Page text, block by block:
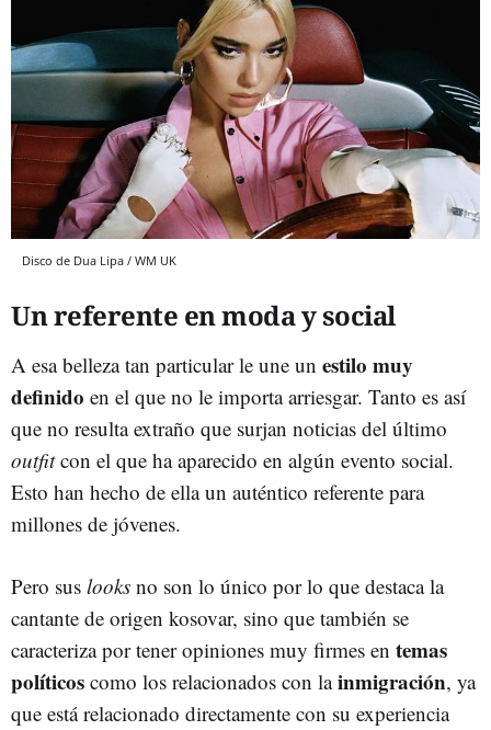
Disco de Dua Lipa / WM UK
Un referente en moda y social
A esa belleza tan particular le une un estilo muy
definido en el que no le importa arriesgar. Tanto es así
que no resulta extraño que surjan noticias del último
outfitcon el que ha aparecido en algún evento social.
Esto han hecho de ella un auténtico referente para
millones de jóvenes.
Pero sus looks no son lo único por lo que destaca la
cantante de origen kosovar, sino que también se
caracteriza por tener opiniones muy firmes en temas
políticos como los relacionados con lainmigración, ya
que está relacionado directamente con su experiencia